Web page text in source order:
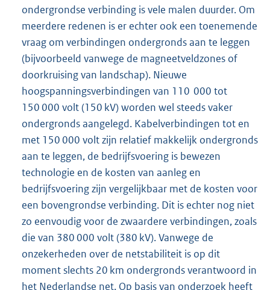
ondergrondse verbinding is vele malen duurder. Om
meerdere redenen is er echter ook een toenemende
vraag om verbindingen ondergronds aan te leggen
(bijvoorbeeld vanwege de magneetveldzones of
doorkruising van landschap). Nieuwe
hoogspanningsverbindingen van 110 000 tot
150 000 volt (150 kV) worden wel steeds vaker
ondergronds aangelegd. Kabelverbindingen tot en
met 150 000 volt zijn relatief makkelijk ondergronds
aan te leggen, de bedrijfsvoering is bewezen
technologie en de kosten van aanleg en
bedrijfsvoering zijn vergelijkbaar met de kosten voor
een bovengrondse verbinding. Dit is echter nog niet
zo eenvoudig voor de zwaardere verbindingen, zoals
die van 380 000 volt (380 kV). Vanwege de
onzekerheden over de netstabiliteit is op dit
moment slechts 20 km ondergronds verantwoord in
het Nederlandse net. Op basis van onderzoek heeft